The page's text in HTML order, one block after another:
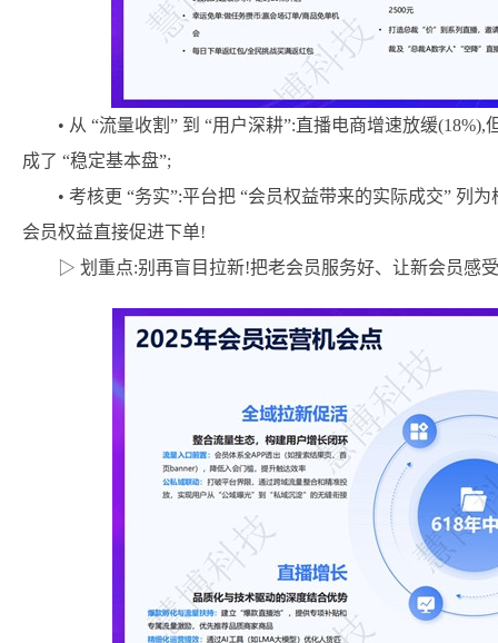
• 从 “流量收割” 到 “用户深耕”:直播电商增速放缓
成了 “稳定基本盘”;
• 考核更 “务实”:平台把 “会员权益带来的实际成交” 列
会员权益直接促进下单!
▷ 划重点:别再盲目拉新!把老会员服务好、让新会员感